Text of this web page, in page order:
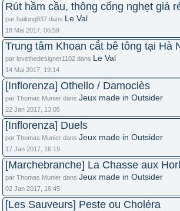
Rút hầm cầu, thông cống nghẹt giá
par hailong937 dans Le Val
18 Mai 2017, 06:59
Trung tâm Khoan cắt bê tông tại Hà
par lovethedesigner1102 dans Le Val
14 Mai 2017, 19:14
[Inflorenza] Othello / Damoclès
par Thomas Munier dans Jeux made in Outsider
22 Jan 2017, 13:05
[Inflorenza] Duels
par Thomas Munier dans Jeux made in Outsider
17 Jan 2017, 16:19
[Marchebranche] La Chasse aux
par Thomas Munier dans Jeux made in Outsider
02 Jan 2017, 16:45
[Les Sauveurs] Peste ou Choléra